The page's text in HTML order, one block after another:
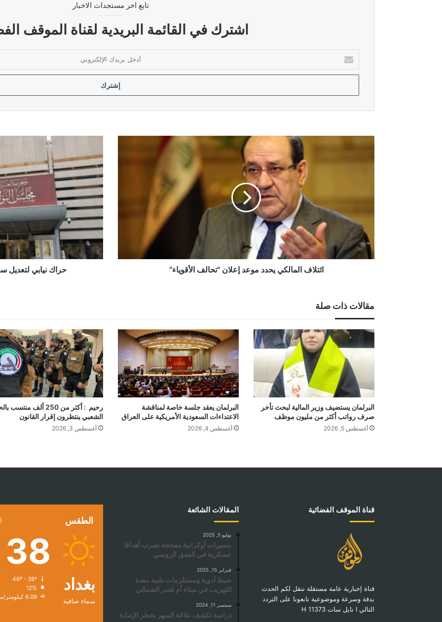
الاسدي: حسم الكابينة الوزارية يلزم الحكومة بوضع سقوف زمنية لإنهاء الأزمات الخانقة
حقوق النيابية: زيارة الزيدي إلى السعودية مرفوضة
تابع اخر مستجدات الاخبار
اشترك في القائمة البريدية لقناة الموقف
بريدك
الإلكتروني
ائتلاف المالكي يحدد موعد إعلان "تحالف الأقوياء"
لتعديل
سلم
الرواتب
المهمشة
حراك نيابي لتعديل
مقالات ذات صلة
البرلمان يستضيف وزير المالية لبحث تأخر
صرف رواتب أكثر من مليون موظف
أغسطس 5, 2026
البرلمان يعقد جلسة خاصة لمناقشة
الاعتداءات السعودية الأمريكية على العراق
أغسطس 4, 2026
رحيم : أكثر من 250 ألف
الشعبي ينتظرون إقرار القانون
أغسطس 3, 2026
قناة الموقف الفضائية
قناة إخبارية عامة مستقلة ننقل لكم الحدث
بدقة وسرعة وموضوعية تابعونا على التردد
التالي I نايل سات 11373 H
المقالات الشائعة
يوليو 5, 2025
مسيرات أوكرانية مفخخة تضرب أهدافا
عسكرية في العمق الروسي
فبراير 15, 2025
ضبط أدوية ومستلزمات طبية معدة
للتهريب في ميناء أم قصر الشمالي
سبتمبر 11, 2024
دراسة تكشف علاقة السهر بخطر الإصابة
الطقس
بغداد
سماء صافية
38
12%
6.09 كيلومتر/ساعة